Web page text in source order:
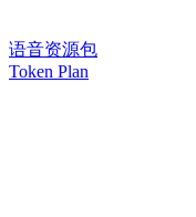
语音资源包
Token Plan